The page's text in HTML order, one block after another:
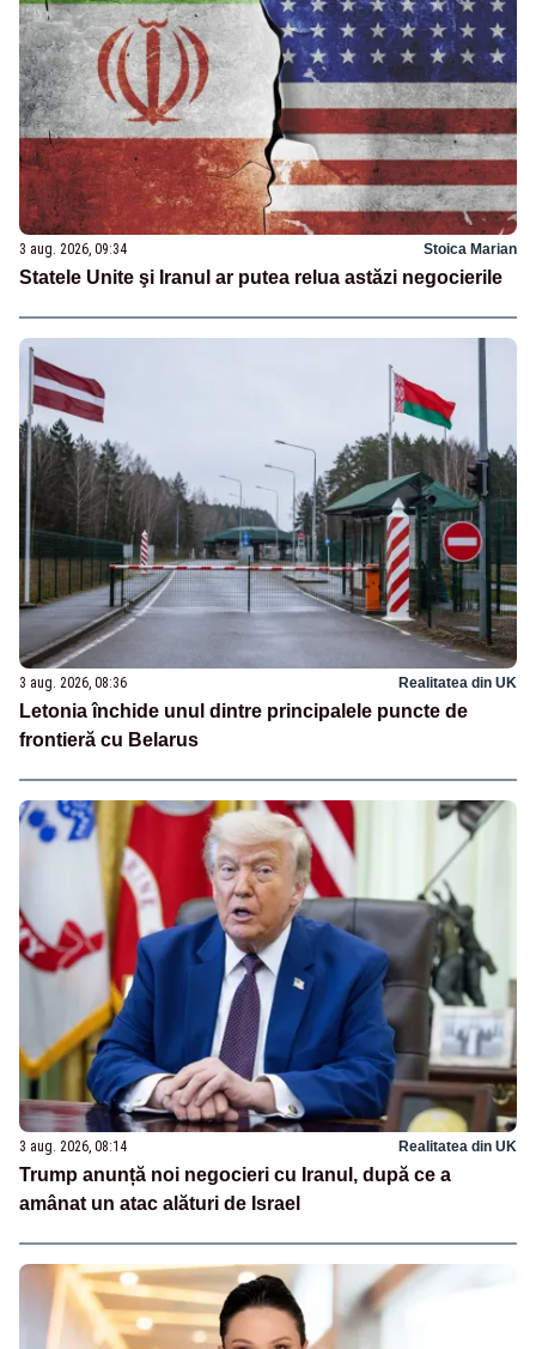
3 aug. 2026, 09:34 Stoica Marian
Statele Unite şi Iranul ar putea relua astăzi negocierile
3 aug. 2026, 08:36 Realitatea din UK
Letonia închide unul dintre principalele puncte de
frontieră cu Belarus
3 aug. 2026, 08:14 Realitatea din UK
Trump anunță noi negocieri cu Iranul, după ce a
amânat un atac alături de Israel